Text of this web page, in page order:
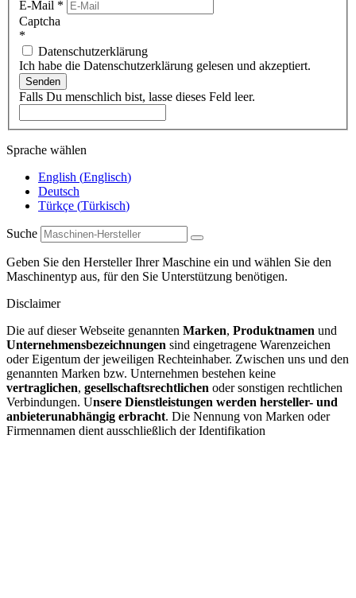
E-Mail *
Captcha
*
Datenschutzerklärung
Ich habe die Datenschutzerklärung gelesen und akzeptiert.
Senden
Falls Du menschlich bist, lasse dieses Feld leer.
Sprache wählen
English (Englisch)
Deutsch
Türkçe (Türkisch)
Suche
Geben Sie den Hersteller Ihrer Maschine ein und wählen Sie den
Maschinentyp aus, für den Sie Unterstützung benötigen.
Disclaimer
Die auf dieser Webseite genannten Marken, Produktnamen und
Unternehmensbezeichnungen sind eingetragene Warenzeichen
oder Eigentum der jeweiligen Rechteinhaber. Zwischen uns und den
genannten Marken bzw. Unternehmen bestehen keine
vertraglichen, gesellschaftsrechtlichen oder sonstigen rechtlichen
Verbindungen. Unsere Dienstleistungen werden hersteller- und
anbieterunabhängig erbracht. Die Nennung von Marken oder
Firmennamen dient ausschließlich der Identifikation